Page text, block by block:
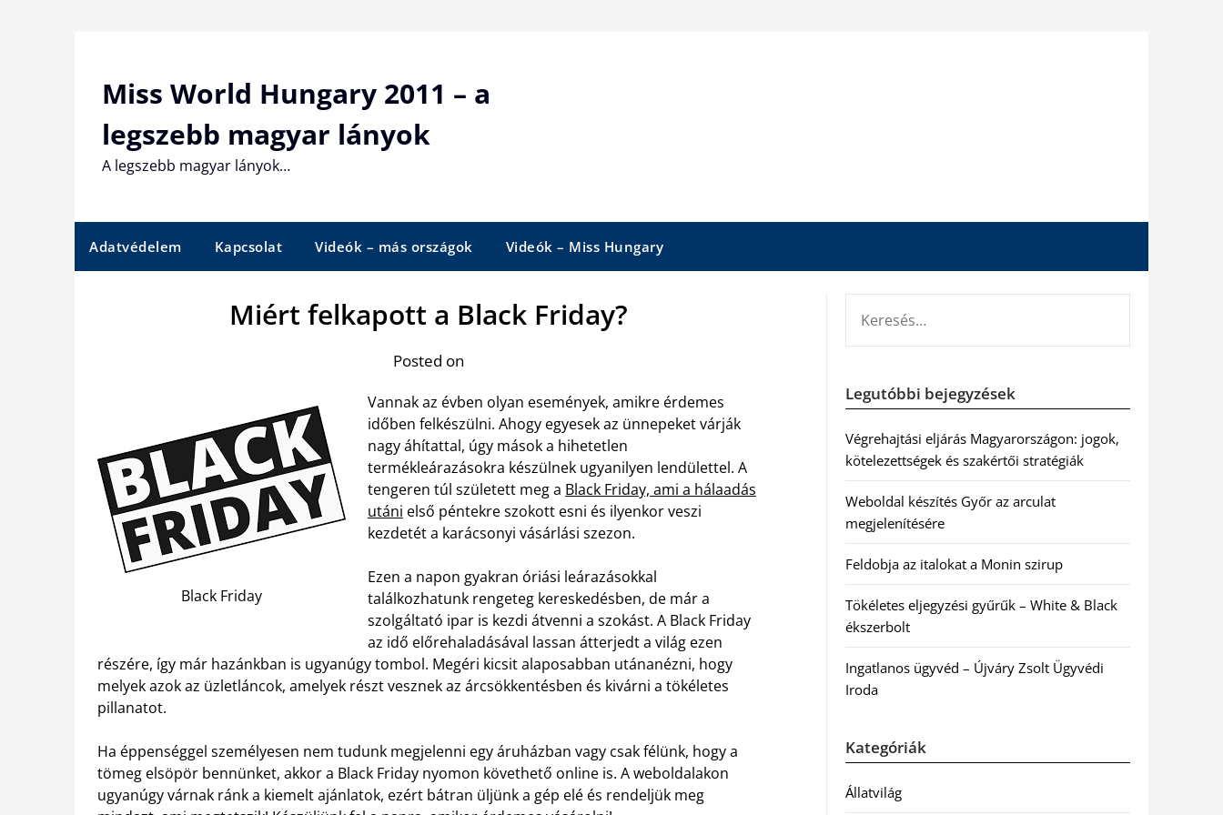
Miss World Hungary 2011 – a
legszebb magyar lányok
A legszebb magyar lányok…
Adatvédelem Kapcsolat Videók – más országok Videók – Miss Hungary
Miért felkapott a Black Friday?
Posted on
Black Friday
Vannak az évben olyan események, amikre érdemes
időben felkészülni. Ahogy egyesek az ünnepeket várják
nagy áhítattal, úgy mások a hihetetlen
termékleárazásokra készülnek ugyanilyen lendülettel. A
tengeren túl született meg a Black Friday, ami a hálaadás
utáni első péntekre szokott esni és ilyenkor veszi
kezdetét a karácsonyi vásárlási szezon.
Ezen a napon gyakran óriási leárazásokkal
találkozhatunk rengeteg kereskedésben, de már a
szolgáltató ipar is kezdi átvenni a szokást. A Black Friday
az idő előrehaladásával lassan átterjedt a világ ezen
részére, így már hazánkban is ugyanúgy tombol. Megéri kicsit alaposabban utánanézni, hogy
melyek azok az üzletláncok, amelyek részt vesznek az árcsökkentésben és kivárni a tökéletes
pillanatot.
Ha éppenséggel személyesen nem tudunk megjelenni egy áruházban vagy csak félünk, hogy a
tömeg elsöpör bennünket, akkor a Black Friday nyomon követhető online is. A weboldalakon
ugyanúgy várnak ránk a kiemelt ajánlatok, ezért bátran üljünk a gép elé és rendeljük meg
Legutóbbi bejegyzések
Végrehajtási eljárás Magyarországon: jogok,
kötelezettségek és szakértői stratégiák
Weboldal készítés Győr az arculat
megjelenítésére
Feldobja az italokat a Monin szirup
Tökéletes eljegyzési gyűrűk – White & Black
ékszerbolt
Ingatlanos ügyvéd – Újváry Zsolt Ügyvédi
Iroda
Kategóriák
Állatvilág